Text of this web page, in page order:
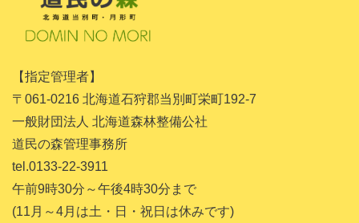
2017年10月
2017年8月
2017年6月
2017年5月
2017年4月
【指定管理者】
〒061-0216 北海道石狩郡当別町栄町192-7
一般財団法人 北海道森林整備公社
道民の森管理事務所
tel.0133-22-3911
午前9時30分～午後4時30分まで
(11月～4月は土・日・祝日は休みです)